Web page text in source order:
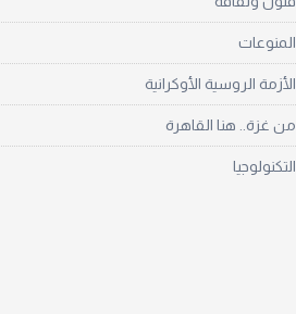
المنوعات
الأزمة الروسية الأوكرانية
من غزة.. هنا القاهرة
التكنولوجيا